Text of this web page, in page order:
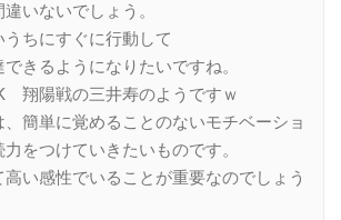
いないでしょう。
ちにすぐに行動して
きるようになりたいですね。
翔陽戦の三井寿のようですｗ
簡単に覚めることのないモチベーショ
をつけていきたいものです。
い感性でいることが重要なのでしょう